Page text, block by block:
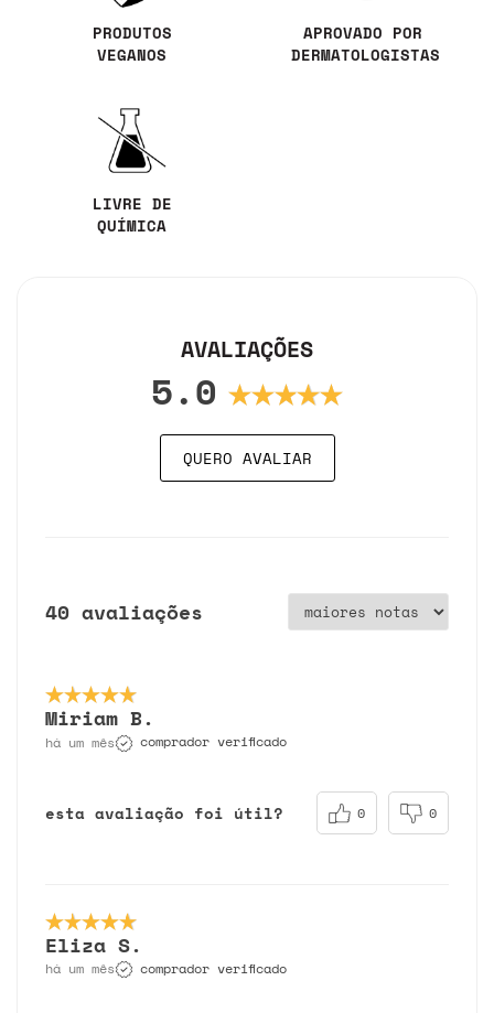
PRODUTOS
VEGANOS
APROVADO POR
DERMATOLOGISTAS
LIVRE DE
QUÍMICA
AVALIAÇÕES
5.0
QUERO AVALIAR
40 avaliações
Miriam B.
há um mês comprador verificado
esta avaliação foi útil? 0 0
Eliza S.
há um mês comprador verificado